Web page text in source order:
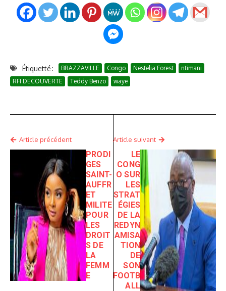
Étiquetté : BRAZZAVILLE Congo Nestelia Forest
ntimani
RFI DECOUVERTE
Teddy Benzo waye
Article précédent
PRODI
GES
SAINT-
AUFFR
ET
MILITE
POUR
LES
DROIT
S DE
LA
FEMM
E
Article suivant
LE
CONG
O SUR
LES
STRAT
ÉGIES
DE LA
REDYN
AMISA
TION
DE
SON
FOOTB
ALL